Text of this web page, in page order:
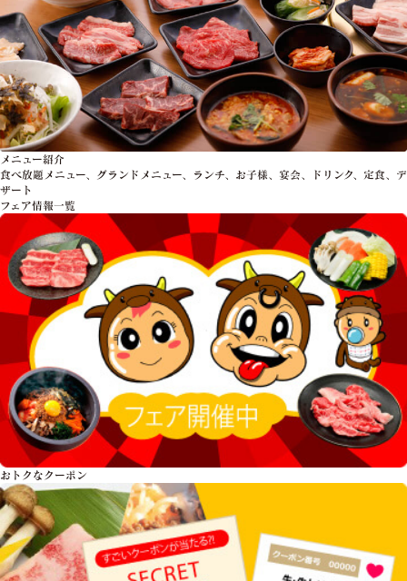
メニュー紹介
食べ放題メニュー、グランドメニュー、ランチ、お子様、宴会、ドリンク、定食、デ
ザート
フェア情報一覧
おトクな クーポン